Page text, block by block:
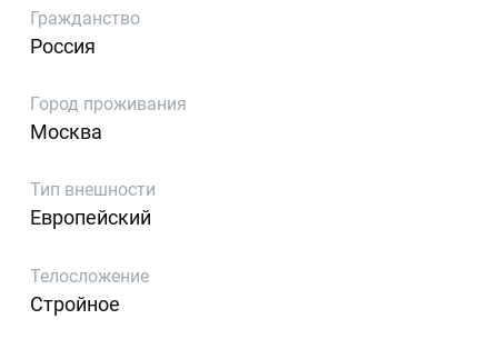
Гражданство
Россия
Город проживания
Москва
Тип внешности
Европейский
Телосложение
Стройное